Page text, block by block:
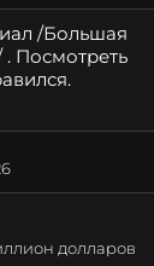
/Большая
Посмотреть
долларов